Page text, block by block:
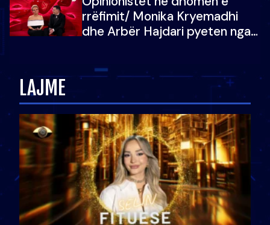
vajzën e tij
rrëfimit/ Monika Kryemadhi
dhe Arbër Hajdari pyeten nga
LAJME